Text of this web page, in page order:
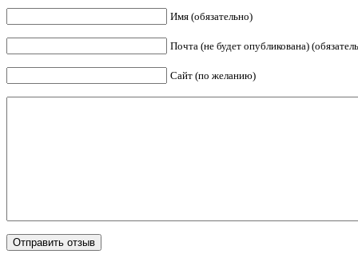
Имя (обязательно)
Почта (не будет опубликована)
Сайт (по желанию)